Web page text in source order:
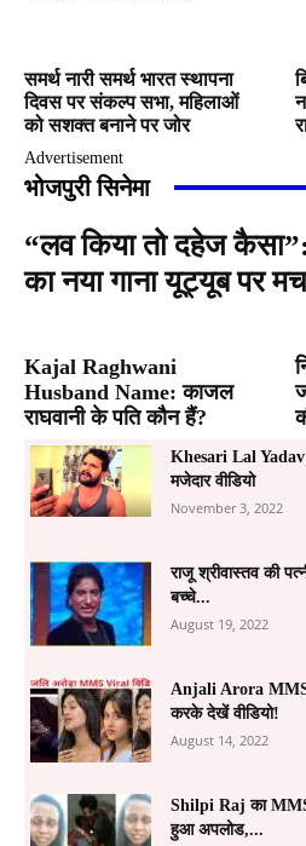
समर्थ नारी समर्थ भारत स्थापना
दिवस पर संकल्प सभा, महिलाओं
को सशक्त बनाने पर जोर
Advertisement
भोजपुरी सिनेमा
“लव किया तो दहेज
का नया गाना यूट्यूब पर
Kajal Raghwani
Husband Name: काजल
राघवानी के पति कौन हैं?
Khesari Lal
मजेदार वीडियो
November 3, 2022
राजू श्रीवास्तव की
बच्चे...
August 19, 2022
Anjali Arora
करके देखें वीडियो!
August 14, 2022
Shilpi Raj का
हुआ अपलोड,...